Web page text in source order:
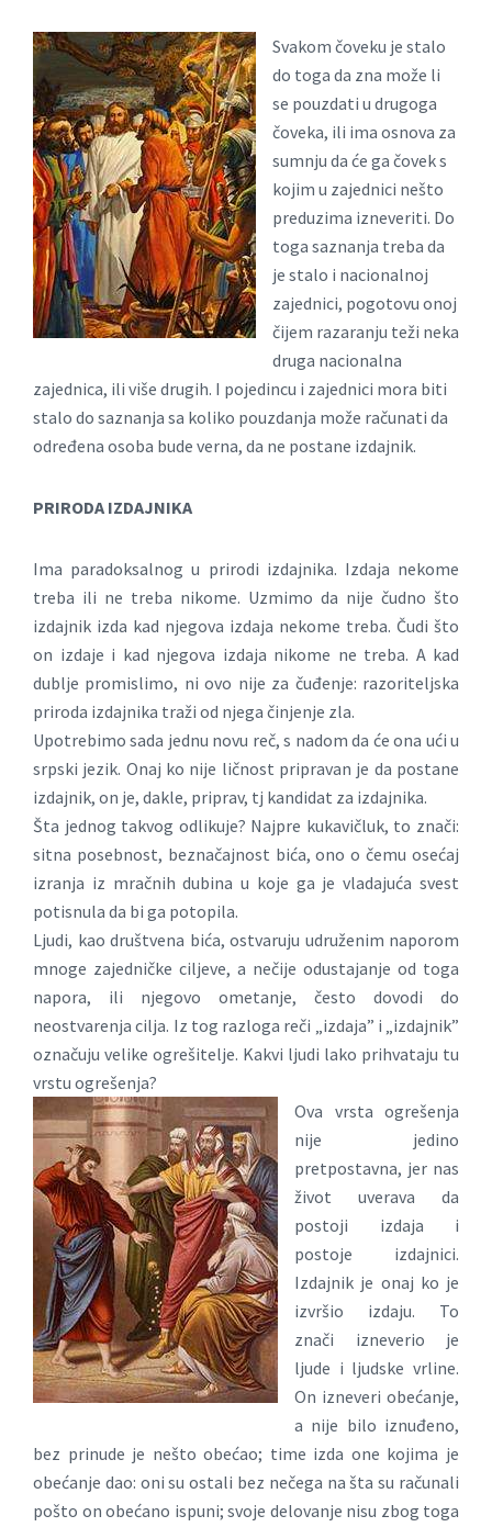
Svakom čoveku je stalo
do toga da zna može li
se pouzdati u drugoga
čoveka, ili ima osnova za
sumnju da će ga čovek s
kojim u zajednici nešto
preduzima izneveriti. Do
toga saznanja treba da
je stalo i nacionalnoj
zajednici, pogotovu onoj
čijem razaranju teži neka
druga nacionalna
zajednica, ili više drugih. I pojedincu i zajednici mora biti
stalo do saznanja sa koliko pouzdanja može računati da
određena osoba bude verna, da ne postane izdajnik.
PRIRODA IZDAJNIKA
Ima paradoksalnog u prirodi izdajnika. Izdaja nekome
treba ili ne treba nikome. Uzmimo da nije čudno što
izdajnik izda kad njegova izdaja nekome treba. Čudi što
on izdaje i kad njegova izdaja nikome ne treba. A kad
dublje promislimo, ni ovo nije za čuđenje: razoriteljska
priroda izdajnika traži od njega činjenje zla.
Upotrebimo sada jednu novu reč, s nadom da će ona ući u
srpski jezik. Onaj ko nije ličnost pripravan je da postane
izdajnik, on je, dakle, priprav, tj kandidat za izdajnika.
Šta jednog takvog odlikuje? Najpre kukavičluk, to znači:
sitna posebnost, beznačajnost bića, ono o čemu osećaj
izranja iz mračnih dubina u koje ga je vladajuća svest
potisnula da bi ga potopila.
Ljudi, kao društvena bića, ostvaruju udruženim naporom
mnoge zajedničke ciljeve, a nečije odustajanje od toga
napora, ili njegovo ometanje, često dovodi do
neostvarenja cilja. Iz tog razloga reči „izdaja” i „izdajnik”
označuju velike ogrešitelje. Kakvi ljudi lako prihvataju tu
vrstu ogrešenja?
Ova vrsta ogrešenja
nije jedino
pretpostavna, jer nas
život uverava da
postoji izdaja i
postoje izdajnici.
Izdajnik je onaj ko je
izvršio izdaju. To
znači izneverio je
ljude i ljudske vrline.
On izneveri obećanje,
a nije bilo iznuđeno,
bez prinude je nešto obećao; time izda one kojima je
obećanje dao: oni su ostali bez nečega na šta su računali
pošto on obećano ispuni; svoje delovanje nisu zbog toga